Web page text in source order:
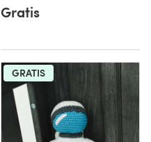
Gratis
GRATIS